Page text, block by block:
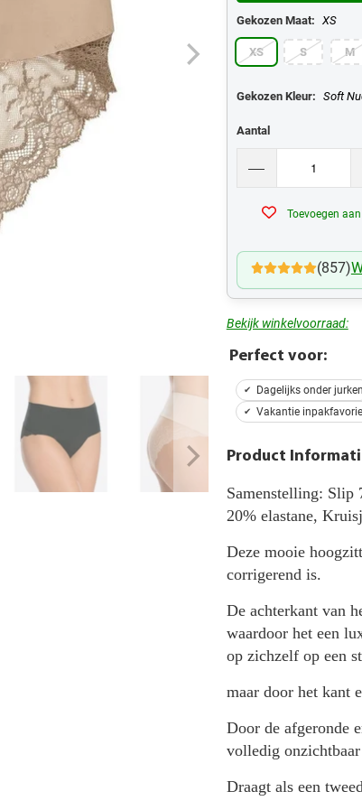
Gekozen Maat: XS
XS S M
Gekozen Kleur: Soft
Aantal
Toevoegen
(857)
Bekijk winkelvoorraad:
Perfect voor:
Dagelijks onder jurken
Vakantie
Product
Samenstelling: Slip
20% elastane,
Deze mooie
corrigerend is.
De achterkant van
waardoor het een
op zichzelf op een
maar door het kant
Door de afgeronde
volledig
Draagt als een